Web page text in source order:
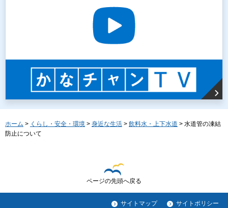
ホーム > くらし・安全・環境 > 身近な生活 > 飲料水・上下水道 > 水道管の凍結
防止について
ページの先頭へ戻る
サイトマップ サイトポリシー